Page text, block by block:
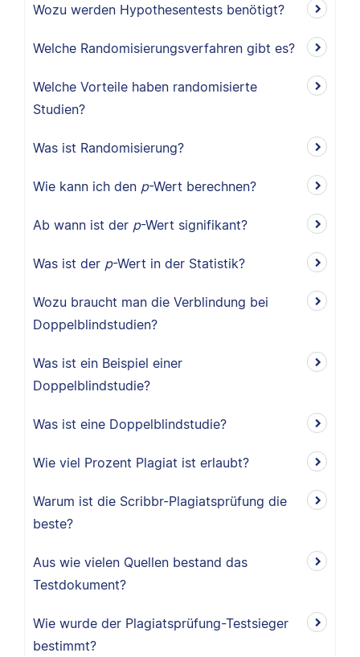
Wozu werden Hypothesentests benötigt?
Welche Randomisierungsverfahren gibt es?
Welche Vorteile haben randomisierte
Studien?
Was ist Randomisierung?
Wie kann ich den p-Wert berechnen?
Ab wann ist der p-Wert signifikant?
Was ist der p-Wert in der Statistik?
Wozu braucht man die Verblindung bei
Doppelblindstudien?
Was ist ein Beispiel einer
Doppelblindstudie?
Was ist eine Doppelblindstudie?
Wie viel Prozent Plagiat ist erlaubt?
Warum ist die Scribbr-Plagiatsprüfung die
beste?
Aus wie vielen Quellen bestand das
Testdokument?
Wie wurde der Plagiatsprüfung-Testsieger
bestimmt?